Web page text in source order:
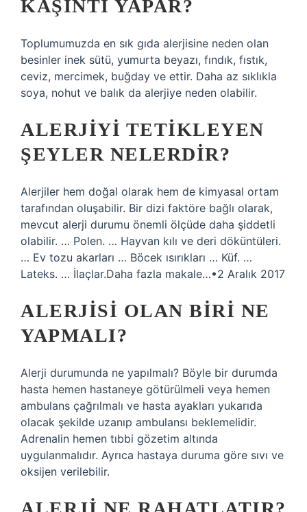
KAŞINTI YAPAR?
Toplumumuzda en sık gıda alerjisine neden olan
besinler inek sütü, yumurta beyazı, fındık, fıstık,
ceviz, mercimek, buğday ve ettir. Daha az sıklıkla
soya, nohut ve balık da alerjiye neden olabilir.
ALERJIYI TETIKLEYEN
ŞEYLER NELERDIR?
Alerjiler hem doğal olarak hem de kimyasal ortam
tarafından oluşabilir. Bir dizi faktöre bağlı olarak,
mevcut alerji durumu önemli ölçüde daha şiddetli
olabilir. … Polen. … Hayvan kılı ve deri döküntüleri.
… Ev tozu akarları … Böcek ısırıkları … Küf. …
Lateks. … İlaçlar.Daha fazla makale…•2 Aralık 2017
ALERJISI OLAN BIRI NE
YAPMALI?
Alerji durumunda ne yapılmalı? Böyle bir durumda
hasta hemen hastaneye götürülmeli veya hemen
ambulans çağrılmalı ve hasta ayakları yukarıda
olacak şekilde uzanıp ambulansı beklemelidir.
Adrenalin hemen tıbbi gözetim altında
uygulanmalıdır. Ayrıca hastaya duruma göre sıvı ve
oksijen verilebilir.